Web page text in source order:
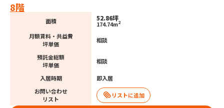
8階
面積 52.86坪
174.74m2
月額賃料・共益費
坪単価
相談
預託金総額
坪単価
相談
入居時期
即入居
お問い合わせ
リスト